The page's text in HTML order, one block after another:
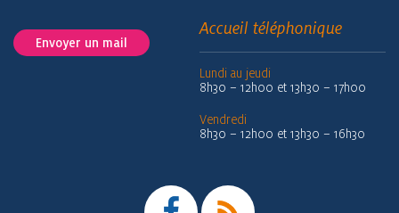
Envoyer un mail
Accueil téléphonique
Lundi au jeudi
8h30 – 12h00 et 13h30 – 17h00
Vendredi
8h30 – 12h00 et 13h30 – 16h30